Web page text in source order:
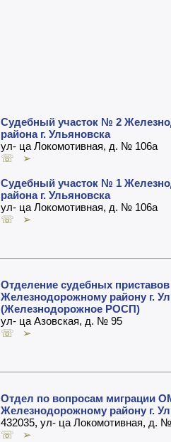
Судебный участок № 2
района г. Ульяновска
ул- ца Локомотивная, д. № 106а
☏ ➢
Судебный участок № 1
района г. Ульяновска
ул- ца Локомотивная, д. № 106а
☏ ➢
Отделение судебных
Железнодорожному району г.
(Железнодорожное РОСП)
ул- ца Азовская, д. № 95
☏ ➢
Отдел по вопросам миграции
Железнодорожному району г.
432035, ул- ца Локомотивная, д.
☏ ➢